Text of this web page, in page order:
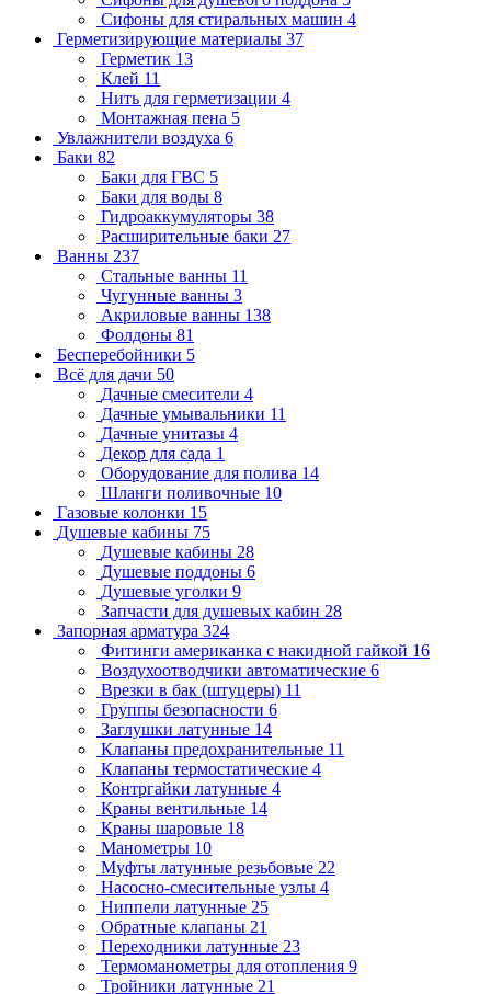
Сифоны для стиральных машин 4
Герметизирующие материалы 37
Герметик 13
Клей 11
Нить для герметизации 4
Монтажная пена 5
Увлажнители воздуха 6
Баки 82
Баки для ГВС 5
Баки для воды 8
Гидроаккумуляторы 38
Расширительные баки 27
Ванны 237
Стальные ванны 11
Чугунные ванны 3
Акриловые ванны 138
Фолдоны 81
Бесперебойники 5
Всё для дачи 50
Дачные смесители 4
Дачные умывальники 11
Дачные унитазы 4
Декор для сада 1
Оборудование для полива 14
Шланги поливочные 10
Газовые колонки 15
Душевые кабины 75
Душевые кабины 28
Душевые поддоны 6
Душевые уголки 9
Запчасти для душевых кабин 28
Запорная арматура 324
Фитинги американка с накидной гайкой 16
Воздухоотводчики автоматические 6
Врезки в бак (штуцеры) 11
Группы безопасности 6
Заглушки латунные 14
Клапаны предохранительные 11
Клапаны термостатические 4
Контргайки латунные 4
Краны вентильные 14
Краны шаровые 18
Манометры 10
Муфты латунные резьбовые 22
Насосно-смесительные узлы 4
Ниппели латунные 25
Обратные клапаны 21
Переходники латунные 23
Термоманометры для отопления 9
Тройники латунные 21